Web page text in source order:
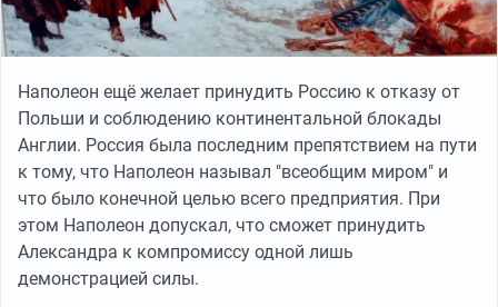
Наполеон ещё желает принудить Россию к отказу от
Польши и соблюдению континентальной блокады
Англии. Россия была последним препятствием на пути
к тому, что Наполеон называл "всеобщим миром" и
что было конечной целью всего предприятия. При
этом Наполеон допускал, что сможет принудить
Александра к компромиссу одной лишь
демонстрацией силы.